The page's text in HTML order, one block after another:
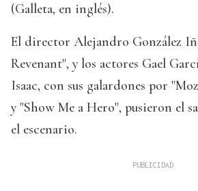
(Galleta, en inglés).
El director Alejandro González
Revenant", y los actores Gael
Isaac, con sus galardones por
y "Show Me a Hero", pusieron el
el escenario.